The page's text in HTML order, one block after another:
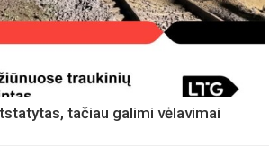
tačiau galimi vėlavimai